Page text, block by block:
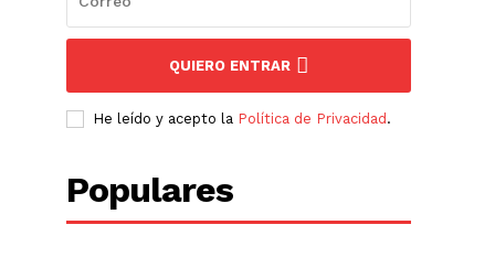
QUIERO ENTRAR
He leído y acepto la Política de Privacidad .
Populares